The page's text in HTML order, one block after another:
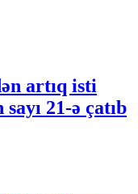
artıq isti
21-ə çatıb